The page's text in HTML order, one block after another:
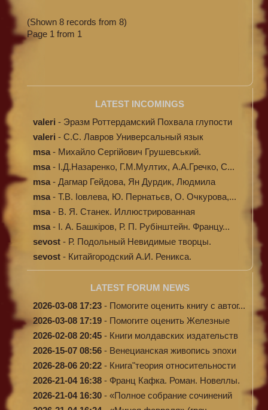
(Shown 8 records from 8)
Page 1 from 1
LATEST INCOMINGS
valeri - Эразм Роттердамский Похвала глупости
valeri - C.С. Лавров Универсальный язык
программи...
msa - Михайло Сергійович Грушевський.
Ілюстров...
msa - І.Д.Назаренко, Г.М.Мултих, А.А.Гречко, С...
msa - Дагмар Гейдова, Ян Дурдик, Людмила
Кибал...
msa - Т.В. Іовлева, Ю. Пернатьєв, О. Очкурова,...
msa - В. Я. Станек. Иллюстрированная
энциклопе...
msa - І. А. Башкіров, Р. П. Рубінштейн. Францу...
sevost - Р. Подольный Невидимые творцы.
sevost - Китайгородский А.И. Реникса.
LATEST FORUM NEWS
2026-03-08 17:23 - Помогите оценить книгу с автог...
2026-03-08 17:19 - Помогите оценить Железные
доро...
2026-02-08 20:45 - Книги молдавских издательств
2026-15-07 08:56 - Венецианская живопись эпохи
Во...
2026-28-06 20:22 - Книга"теория относительности
и...
2026-21-04 16:38 - Франц Кафка. Роман. Новеллы.
П...
2026-21-04 16:30 - «Полное собрание сочинений